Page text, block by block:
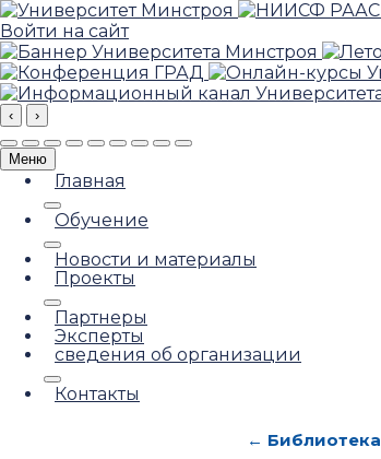
Войти на сайт
‹ ›
Меню
Главная
Обучение
Новости и материалы
Проекты
Партнеры
Эксперты
сведения об организации
Контакты
← Библиотека